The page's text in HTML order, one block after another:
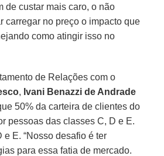
de custar mais caro, o não
carregar no preço o impacto que
como atingir isso no
de Relações com o
, Ivani Benazzi de Andrade
50% da carteira de clientes do
pessoas das classes C, D e E.
e E. “Nosso desafio é ter
para essa fatia de mercado.